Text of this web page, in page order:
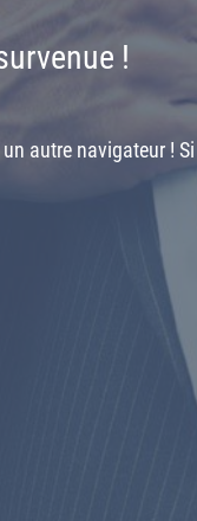
!
autre navigateur !